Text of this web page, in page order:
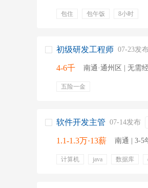
包住 包午饭 8小时
初级研发工程师 07-23发
4-6千 南通·通州区 | 无需
五险一金
软件开发主管 07-14发布
1.1-1.3万·13薪 南通 | 3-5
计算机 java 数据库